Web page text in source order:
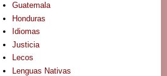
Guatemala
Honduras
Idiomas
Justicia
Lecos
Lenguas Nativas